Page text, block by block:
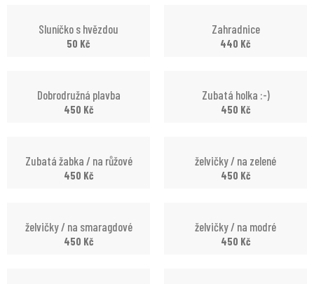
Sluníčko s hvězdou
50 Kč
Zahradnice
440 Kč
Dobrodružná plavba
450 Kč
Zubatá holka :-)
450 Kč
Zubatá žabka / na růžové
450 Kč
želvičky / na zelené
450 Kč
želvičky / na smaragdové
450 Kč
želvičky / na modré
450 Kč